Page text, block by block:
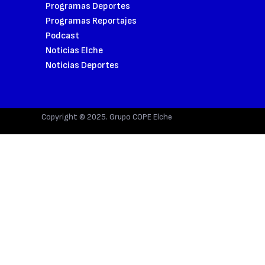
Programas Deportes
Programas Reportajes
Podcast
Noticias Elche
Noticias Deportes
Copyright © 2025. Grupo COPE Elche